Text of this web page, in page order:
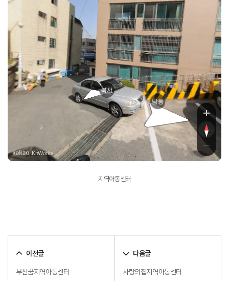
북서
남동
, KnWorks
지역아동센터
이전글
부산꿈지역아동센터
다음글
사랑의집지역아동센터